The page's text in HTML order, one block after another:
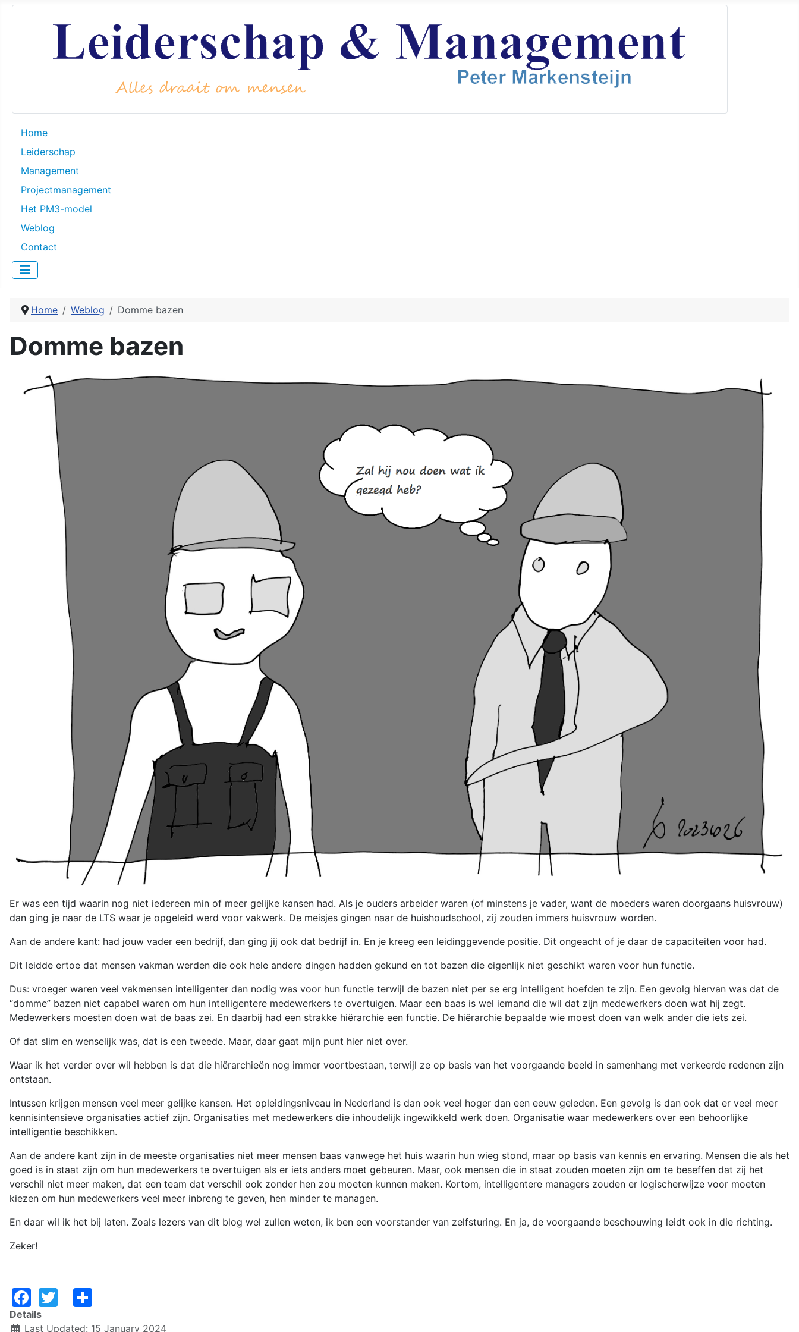
Home
Leiderschap
Management
Projectmanagement
Het PM3-model
Weblog
Contact
Home Weblog Domme bazen
Domme bazen
Er was een tijd waarin nog niet iedereen min of meer gelijke kansen had. Als je ouders arbeider waren (of minstens je vader, want de moeders waren doorgaans huisvrouw)
dan ging je naar de LTS waar je opgeleid werd voor vakwerk. De meisjes gingen naar de huishoudschool, zij zouden immers huisvrouw worden.
Aan de andere kant: had jouw vader een bedrijf, dan ging jij ook dat bedrijf in. En je kreeg een leidinggevende positie. Dit ongeacht of je daar de capaciteiten voor had.
Dit leidde ertoe dat mensen vakman werden die ook hele andere dingen hadden gekund en tot bazen die eigenlijk niet geschikt waren voor hun functie.
Dus: vroeger waren veel vakmensen intelligenter dan nodig was voor hun functie terwijl de bazen niet per se erg intelligent hoefden te zijn. Een gevolg hiervan was dat de
“domme” bazen niet capabel waren om hun intelligentere medewerkers te overtuigen. Maar een baas is wel iemand die wil dat zijn medewerkers doen wat hij zegt.
Medewerkers moesten doen wat de baas zei. En daarbij had een strakke hiërarchie een functie. De hiërarchie bepaalde wie moest doen van welk ander die iets zei.
Of dat slim en wenselijk was, dat is een tweede. Maar, daar gaat mijn punt hier niet over.
Waar ik het verder over wil hebben is dat die hiërarchieën nog immer voortbestaan, terwijl ze op basis van het voorgaande beeld in samenhang met verkeerde redenen zijn
ontstaan.
Intussen krijgen mensen veel meer gelijke kansen. Het opleidingsniveau in Nederland is dan ook veel hoger dan een eeuw geleden. Een gevolg is dan ook dat er veel meer
kennisintensieve organisaties actief zijn. Organisaties met medewerkers die inhoudelijk ingewikkeld werk doen. Organisatie waar medewerkers over een behoorlijke
intelligentie beschikken.
Aan de andere kant zijn in de meeste organisaties niet meer mensen baas vanwege het huis waarin hun wieg stond, maar op basis van kennis en ervaring. Mensen die als het
goed is in staat zijn om hun medewerkers te overtuigen als er iets anders moet gebeuren. Maar, ook mensen die in staat zouden moeten zijn om te beseffen dat zij het
verschil niet meer maken, dat een team dat verschil ook zonder hen zou moeten kunnen maken. Kortom, intelligentere managers zouden er logischerwijze voor moeten
kiezen om hun medewerkers veel meer inbreng te geven, hen minder te managen.
En daar wil ik het bij laten. Zoals lezers van dit blog wel zullen weten, ik ben een voorstander van zelfsturing. En ja, de voorgaande beschouwing leidt ook in die richting.
Zeker!
Facebook
Twitter
Details
Last Updated: 15 January 2024